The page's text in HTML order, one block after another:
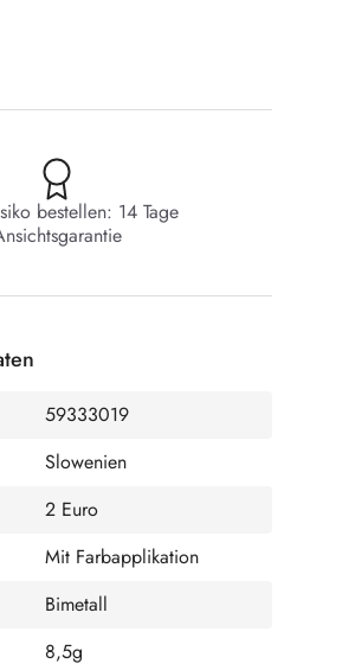
bestellen: 14 Tage
59333019
Slowenien
2 Euro
Mit Farbapplikation
Bimetall
8,5g